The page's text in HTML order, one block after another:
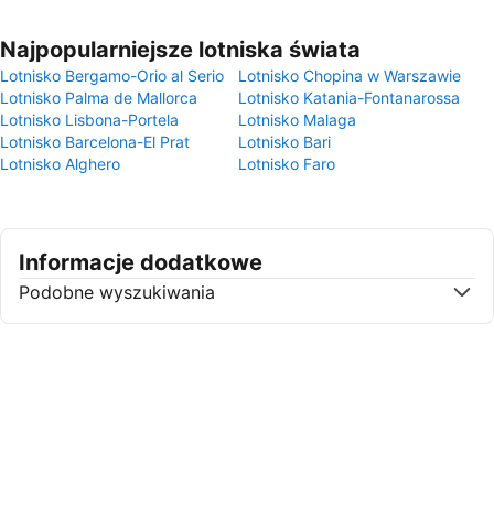
Najpopularniejsze lotniska świata
Lotnisko Bergamo-Orio al Serio
Lotnisko Chopina w Warszawie
Lotnisko Palma de Mallorca
Lotnisko Katania-Fontanarossa
Lotnisko Lisbona-Portela
Lotnisko Malaga
Lotnisko Barcelona-El Prat
Lotnisko Bari
Lotnisko Alghero
Lotnisko Faro
Informacje dodatkowe
Podobne wyszukiwania